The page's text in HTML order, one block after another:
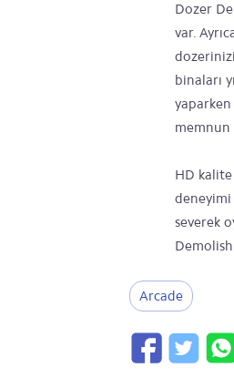
Dozer
var.
binaları
memnun
HD
deneyimi
severek
Arcade